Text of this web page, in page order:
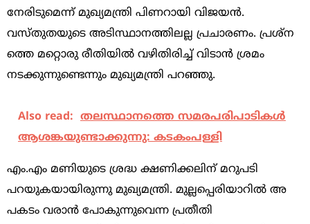
നേരിടുമെന്ന് മുഖ്യമന്ത്രി പിണറായി വിജയന്‍.
വസ്തുതയുടെ അടിസ്ഥാനത്തിലല്ല പ്രചാരണം. പ്രശ്‌ന
ത്തെ മറ്റൊരു രീതിയില്‍ വഴിതിരിച്ച് വിടാന്‍ ശ്രമം
നടക്കുന്നുണ്ടെന്നും മുഖ്യമന്ത്രി പറഞ്ഞു.
Also read: തലസ്ഥാനത്തെ സമരപരിപാടികള്‍
ആശങ്കയുണ്ടാക്കുന്നു: കടകംപള്ളി
എം.എം മണിയുടെ ശ്രദ്ധ ക്ഷണിക്കലിന് മറുപടി
പറയുകയായിരുന്നു മുഖ്യമന്ത്രി. മുല്ലപ്പെരിയാറില്‍ അ
പകടം വരാന്‍ പോകുന്നുവെന്ന പ്രതീതി